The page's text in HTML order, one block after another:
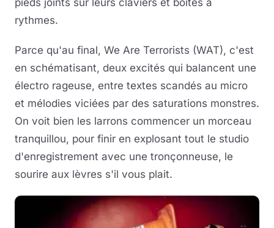
pieds joints sur leurs claviers et boites à
rythmes.
Parce qu'au final, We Are Terrorists (WAT), c'est
en schématisant, deux excités qui balancent une
électro rageuse, entre textes scandés au micro
et mélodies viciées par des saturations monstres.
On voit bien les larrons commencer un morceau
tranquillou, pour finir en explosant tout le studio
d'enregistrement avec une tronçonneuse, le
sourire aux lèvres s'il vous plait.